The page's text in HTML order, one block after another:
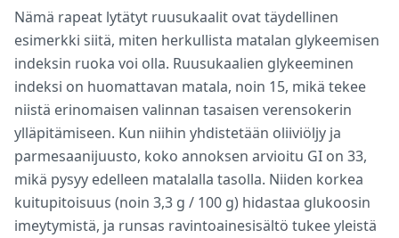
Nämä rapeat lytätyt ruusukaalit ovat täydellinen
esimerkki siitä, miten herkullista matalan glykeemisen
indeksin ruoka voi olla. Ruusukaalien glykeeminen
indeksi on huomattavan matala, noin 15, mikä tekee
niistä erinomaisen valinnan tasaisen verensokerin
ylläpitämiseen. Kun niihin yhdistetään oliiviöljy ja
parmesaanijuusto, koko annoksen arvioitu GI on 33,
mikä pysyy edelleen matalalla tasolla. Niiden korkea
kuitupitoisuus (noin 3,3 g / 100 g) hidastaa glukoosin
imeytymistä, ja runsas ravintoainesisältö tukee yleistä